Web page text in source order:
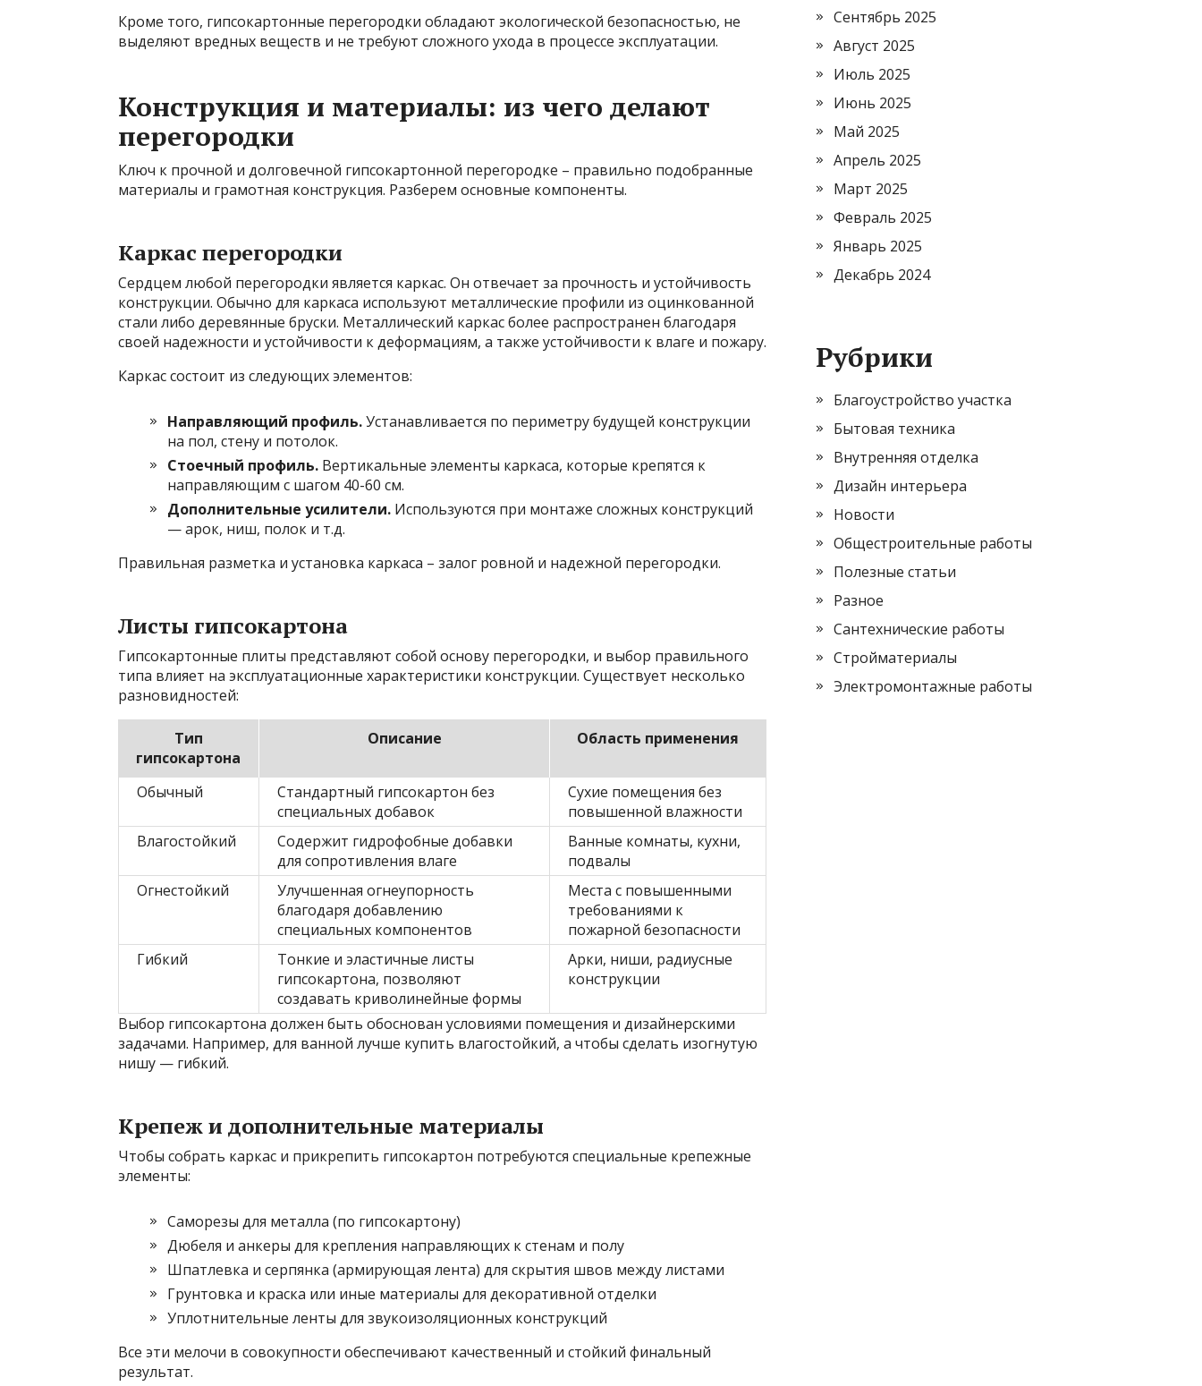
Кроме того, гипсокартонные перегородки обладают экологической безопасностью, не
выделяют вредных веществ и не требуют сложного ухода в процессе эксплуатации.
Конструкция и материалы: из чего делают
перегородки
Ключ к прочной и долговечной гипсокартонной перегородке – правильно подобранные
материалы и грамотная конструкция. Разберем основные компоненты.
Каркас перегородки
Сердцем любой перегородки является каркас. Он отвечает за прочность и устойчивость
конструкции. Обычно для каркаса используют металлические профили из оцинкованной
стали либо деревянные бруски. Металлический каркас более распространен благодаря
своей надежности и устойчивости к деформациям, а также устойчивости к влаге и пожару.
Каркас состоит из следующих элементов:
Направляющий профиль.Устанавливается по периметру будущей конструкции
на пол, стену и потолок.
Стоечный профиль. Вертикальные элементы каркаса, которые крепятся к
направляющим с шагом 40-60 см.
Дополнительные усилители. Используются при монтаже сложных конструкций
— арок, ниш, полок и т.д.
Правильная разметка и установка каркаса – залог ровной и надежной перегородки.
Листы гипсокартона
Гипсокартонные плиты представляют собой основу перегородки, и выбор правильного
типа влияет на эксплуатационные характеристики конструкции. Существует несколько
разновидностей:
Тип
гипсокартона
Описание Область применения
Обычный
Стандартный гипсокартон без
специальных добавок
Сухие помещения без
повышенной влажности
Влагостойкий
Содержит гидрофобные добавки
для сопротивления влаге
Ванные комнаты, кухни,
подвалы
Огнестойкий
Улучшенная огнеупорность
благодаря добавлению
специальных компонентов
Места с повышенными
требованиями к
пожарной безопасности
Гибкий
Тонкие и эластичные листы
гипсокартона, позволяют
создавать криволинейные формы
Арки, ниши, радиусные
конструкции
Выбор гипсокартона должен быть обоснован условиями помещения и дизайнерскими
задачами. Например, для ванной лучше купить влагостойкий, а чтобы сделать изогнутую
нишу — гибкий.
Крепеж и дополнительные материалы
Чтобы собрать каркас и прикрепить гипсокартон потребуются специальные крепежные
элементы:
Саморезы для металла (по гипсокартону)
Дюбеля и анкеры для крепления направляющих к стенам и полу
Шпатлевка и серпянка (армирующая лента) для скрытия швов между листами
Грунтовка и краска или иные материалы для декоративной отделки
Уплотнительные ленты для звукоизоляционных конструкций
Все эти мелочи в совокупности обеспечивают качественный и стойкий финальный
результат.
Сентябрь 2025
Август 2025
Июль 2025
Июнь 2025
Май 2025
Апрель 2025
Март 2025
Февраль 2025
Январь 2025
Декабрь 2024
Рубрики
Благоустройство участка
Бытовая техника
Внутренняя отделка
Дизайн интерьера
Новости
Общестроительные работы
Полезные статьи
Разное
Сантехнические работы
Стройматериалы
Электромонтажные работы